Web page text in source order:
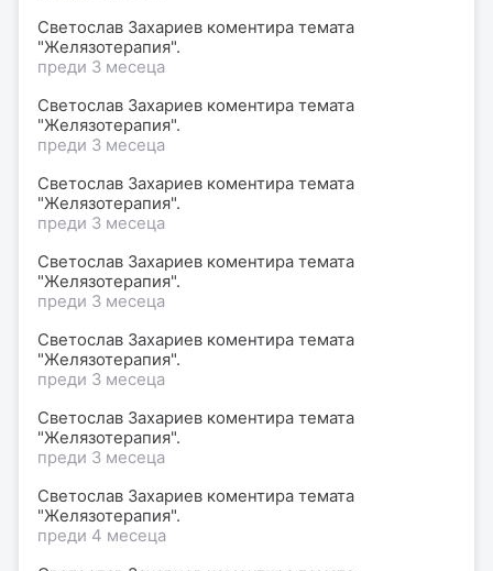
Светослав Захариев коментира темата
"Желязотерапия".
преди 3 месеца
Светослав Захариев коментира темата
"Желязотерапия".
преди 3 месеца
Светослав Захариев коментира темата
"Желязотерапия".
преди 3 месеца
Светослав Захариев коментира темата
"Желязотерапия".
преди 3 месеца
Светослав Захариев коментира темата
"Желязотерапия".
преди 3 месеца
Светослав Захариев коментира темата
"Желязотерапия".
преди 3 месеца
Светослав Захариев коментира темата
"Желязотерапия".
преди 4 месеца